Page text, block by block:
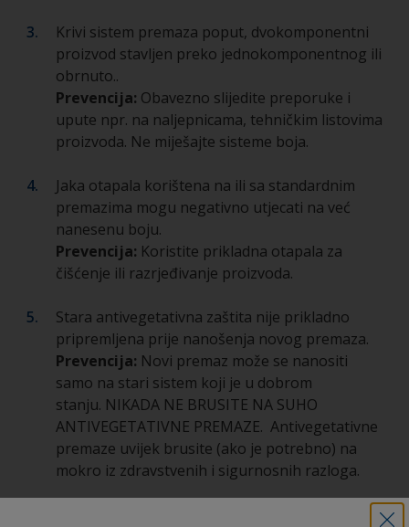
Krivi sistem premaza poput, dvokomponentni
proizvod stavljen preko jednokomponentnog ili
obrnuto..
Prevencija: Obavezno slijedite preporuke i
upute npr. na naljepnicama, tehničkim listovima
proizvoda. Ne miješajte sisteme boja.
Jaka otapala korištena na ili sa standardnim
premazima mogu negativno utjecati na već
nanesenu boju.
Prevencija: Koristite prikladna otapala za
čišćenje ili razrjeđivanje proizvoda.
Stara antivegetativna zaštita nije prikladno
pripremljena prije nanošenja novog premaza.
Prevencija: Novi premaz može se nanositi
samo na stari sistem koji je u dobrom
stanju. NIKADA NE BRUSITE NA SUHO
ANTIVEGETATIVNE PREMAZE. Antivegetativne
premaze uvijek brusite (ako je potrebno) na
mokro iz zdravstvenih i sigurnosnih razloga.